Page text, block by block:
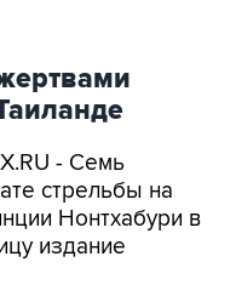
- Семь
стрельбы на
Нонтхабури в
издание